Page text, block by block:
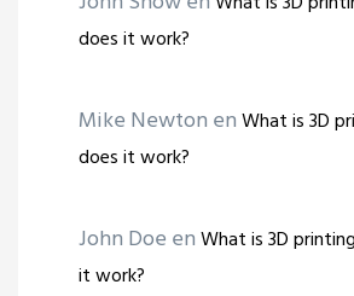
does it work?
Mike Newton enWhat is 3D
does it work?
John Doe enWhat is 3D
it work?